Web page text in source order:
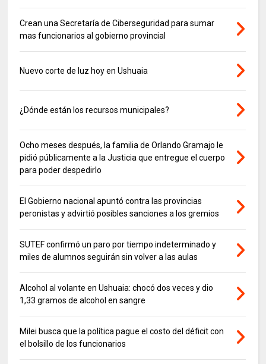
Crean una Secretaría de Ciberseguridad para sumar
mas funcionarios al gobierno provincial
Nuevo corte de luz hoy en Ushuaia
¿Dónde están los recursos municipales?
Ocho meses después, la familia de Orlando Gramajo le
pidió públicamente a la Justicia que entregue el cuerpo
para poder despedirlo
El Gobierno nacional apuntó contra las provincias
peronistas y advirtió posibles sanciones a los gremios
SUTEF confirmó un paro por tiempo indeterminado y
miles de alumnos seguirán sin volver a las aulas
Alcohol al volante en Ushuaia: chocó dos veces y dio
1,33 gramos de alcohol en sangre
Milei busca que la política pague el costo del déficit con
el bolsillo de los funcionarios